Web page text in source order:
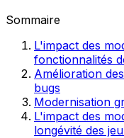
Sommaire
L'impact des
fonctionnalités
Amélioration
bugs
Modernisation
L'impact des
longévité des